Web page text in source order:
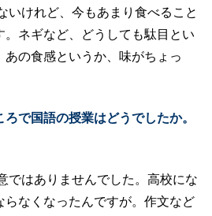
いけれど、今もあまり食べること
。ネギなど、どうしても駄目とい
あの食感というか、味がちょっ
で国語の授業はどうでしたか。
ではありませんでした。高校にな
らなくなったんですが。作文など